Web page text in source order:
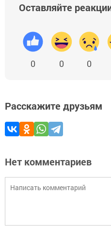
Оставляйте
0 0 0
Расскажите друзьям
Нет комментариев